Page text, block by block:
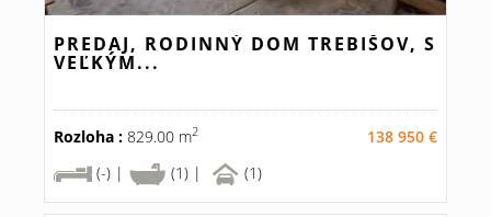
PREDAJ, RODINNÝ DOM TREBIŠOV, S
VEĽKÝM...
Rozloha : 829.00 m2
138 950 €
(-) |
(1) | (1)